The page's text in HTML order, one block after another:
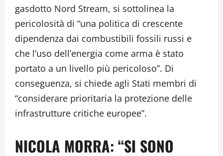
gasdotto Nord Stream, si sottolinea la
pericolosità di “una politica di crescente
dipendenza dai combustibili fossili russi e
che l’uso dell’energia come arma è stato
portato a un livello più pericoloso”. Di
conseguenza, si chiede agli Stati membri di
“considerare prioritaria la protezione delle
infrastrutture critiche europee”.
NICOLA MORRA: “SI SONO